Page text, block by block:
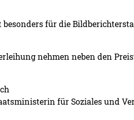
besonders für die
nehmen neben den
für Soziales und